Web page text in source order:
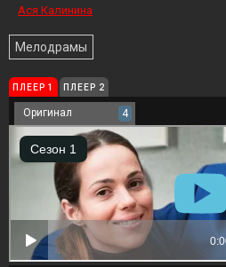
Ася Калинина
Мелодрамы
ПЛЕЕР 1 ПЛЕЕР 2
Оригинал 4